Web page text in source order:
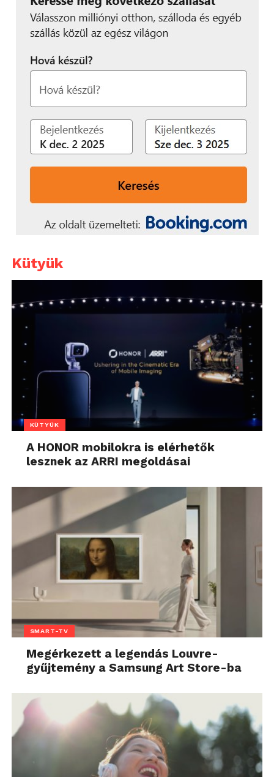
Kütyük
KÜTYÜK
A HONOR mobilokra is elérhetők
lesznek az ARRI megoldásai
SMART-TV
Megérkezett a legendás Louvre-
gyűjtemény a Samsung Art Store-ba